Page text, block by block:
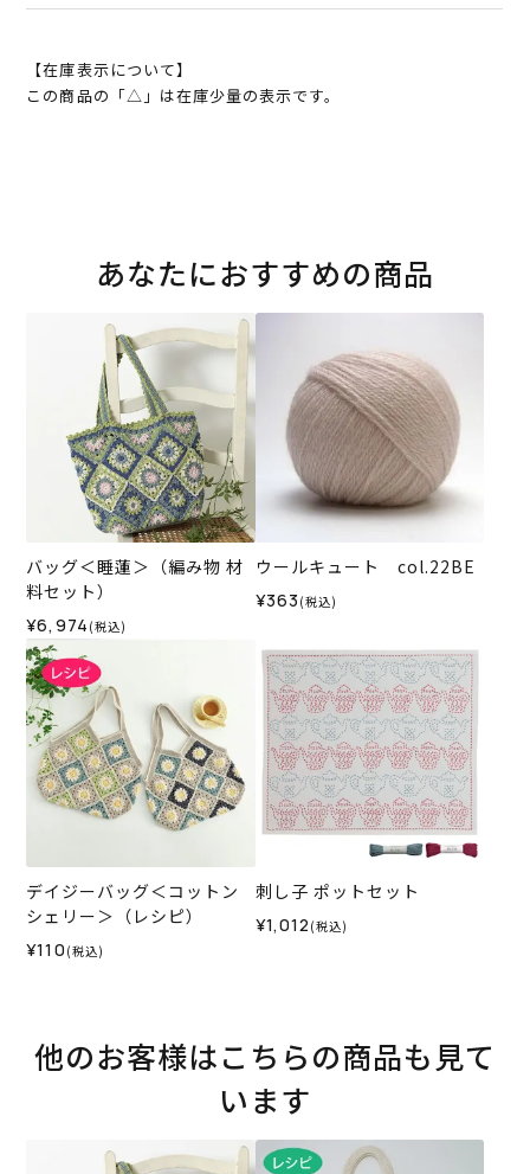
【在庫表示について】
この商品の「△」は在庫少量の表示です。
あなたにおすすめの商品
バッグ＜睡蓮＞（編み物 材
料セット）
¥6,974 (税込)
ウールキュート col.22BE
¥363 (税込)
デイジーバッグ＜コットン
シェリー＞（レシピ）
¥110 (税込)
刺し子 ポットセット
¥1,012 (税込)
他のお客様はこちらの商品も見て
います